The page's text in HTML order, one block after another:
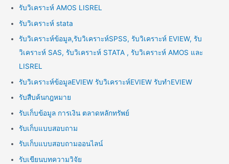
รับวิเคราะห์ AMOS LISREL
รับวิเคราะห์ stata
รับวิเคราะห์ข้อมูล,รับวิเคราะห์SPSS, รับวิเคราะห์ EVIEW, รับ
วิเคราะห์ SAS, รับวิเคราะห์ STATA , รับวิเคราะห์ AMOS และ
LISREL
รับวิเคราะห์ข้อมูลEVIEW รับวิเคราะห์EVIEW รับทำEVIEW
รับสืบค้นกฎหมาย
รับเก็บข้อมูล การเงิน ตลาดหลักทรัพย์
รับเก็บแบบสอบถาม
รับเก็บแบบสอบถามออนไลน์
รับเขียนบทความวิจัย